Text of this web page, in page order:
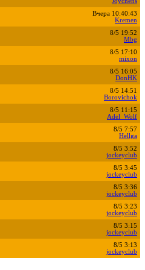
Вчера 10:40:43
Kremen
8/5 19:52
Mbg
8/5 17:10
mixon
8/5 16:05
DonHK
8/5 14:51
Borovichok
8/5 11:15
Adel_Wolf
8/5 7:57
Hellga
8/5 3:52
jockeyclub
8/5 3:45
jockeyclub
8/5 3:36
jockeyclub
8/5 3:23
jockeyclub
8/5 3:15
jockeyclub
8/5 3:13
jockeyclub